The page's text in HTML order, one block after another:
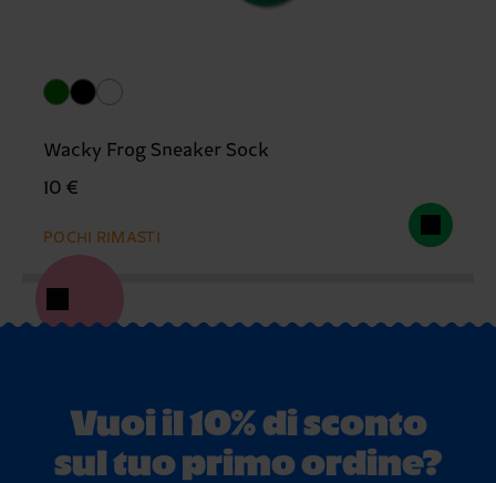
Wacky Frog Sneaker Sock
10 €
POCHI RIMASTI
Vuoi il 10% di sconto
sul tuo primo ordine?